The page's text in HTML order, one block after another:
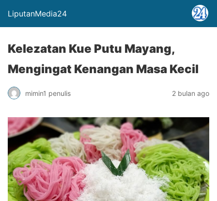
LiputanMedia24
Kelezatan Kue Putu Mayang,
Mengingat Kenangan Masa Kecil
mimin1 penulis 2 bulan ago